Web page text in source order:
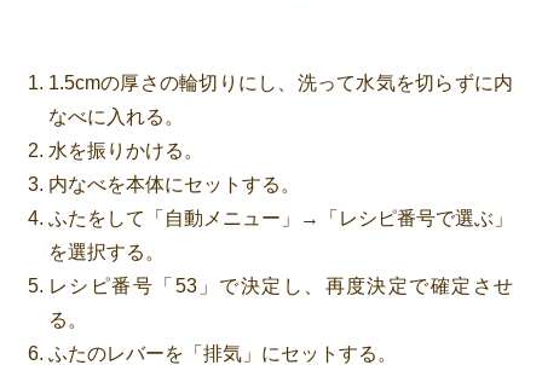
1.5cmの厚さの輪切りにし、洗って水気を切らずに内
なべに入れる。
水を振りかける。
内なべを本体にセットする。
ふたをして「自動メニュー」→「レシピ番号で選ぶ」
を選択する。
レシピ番号「53」で決定し、再度決定で確定させ
る。
ふたのレバーを「排気」にセットする。